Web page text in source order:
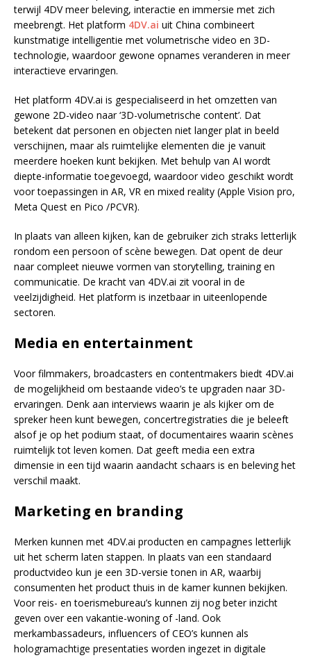
terwijl 4DV meer beleving, interactie en immersie met zich
meebrengt. Het platform 4DV.ai uit China combineert
kunstmatige intelligentie met volumetrische video en 3D-
technologie, waardoor gewone opnames veranderen in meer
interactieve ervaringen.
Het platform 4DV.ai is gespecialiseerd in het omzetten van
gewone 2D-video naar ‘3D-volumetrische content’. Dat
betekent dat personen en objecten niet langer plat in beeld
verschijnen, maar als ruimtelijke elementen die je vanuit
meerdere hoeken kunt bekijken. Met behulp van AI wordt
diepte-informatie toegevoegd, waardoor video geschikt wordt
voor toepassingen in AR, VR en mixed reality (Apple Vision pro,
Meta Quest en Pico /PCVR).
In plaats van alleen kijken, kan de gebruiker zich straks letterlijk
rondom een persoon of scène bewegen. Dat opent de deur
naar compleet nieuwe vormen van storytelling, training en
communicatie. De kracht van 4DV.ai zit vooral in de
veelzijdigheid. Het platform is inzetbaar in uiteenlopende
sectoren.
Media en entertainment
Voor filmmakers, broadcasters en contentmakers biedt 4DV.ai
de mogelijkheid om bestaande video’s te upgraden naar 3D-
ervaringen. Denk aan interviews waarin je als kijker om de
spreker heen kunt bewegen, concertregistraties die je beleeft
alsof je op het podium staat, of documentaires waarin scènes
ruimtelijk tot leven komen. Dat geeft media een extra
dimensie in een tijd waarin aandacht schaars is en beleving het
verschil maakt.
Marketing en branding
Merken kunnen met 4DV.ai producten en campagnes letterlijk
uit het scherm laten stappen. In plaats van een standaard
productvideo kun je een 3D-versie tonen in AR, waarbij
consumenten het product thuis in de kamer kunnen bekijken.
Voor reis- en toerismebureau’s kunnen zij nog beter inzicht
geven over een vakantie-woning of -land. Ook
merkambassadeurs, influencers of CEO’s kunnen als
hologramachtige presentaties worden ingezet in digitale